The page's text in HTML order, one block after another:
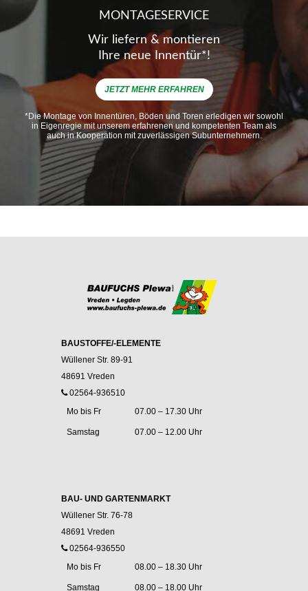
MONTAGESERVICE
Wir liefern & montieren
Ihre neue Innentür*!
JETZT MEHR ERFAHREN
*Die Montage von Innentüren, Böden und Toren erledigen wir sowohl
in Eigenregie mit unserem erfahrenen und kompetenten Team als
auch in Kooperation mit zuverlässigen Subunternehmern.
BAUSTOFFE/-ELEMENTE
Wüllener Str. 89-91
48691 Vreden
02564-936510
Mo bis Fr
07.00 – 17.30 Uhr
Samstag 07.00 – 12.00 Uhr
BAU- UND GARTENMARKT
Wüllener Str. 76-78
48691 Vreden
02564-936550
Mo bis Fr
08.00 – 18.30 Uhr
Samstag 08.00 – 18.00 Uhr